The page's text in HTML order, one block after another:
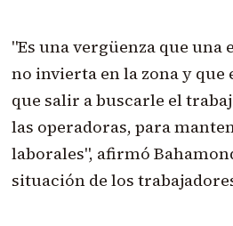
"Es una vergüenza que una
no invierta en la zona y que
que salir a buscarle el
las operadoras, para
laborales", afirmó
situación de los